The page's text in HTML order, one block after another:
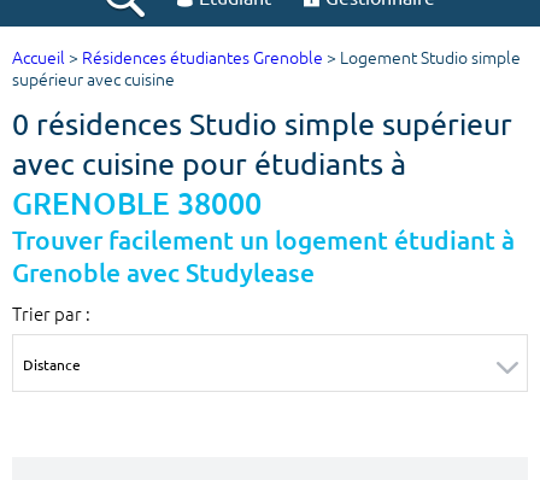
Votre recherche
Ville, école
Budget min
€
Budget max
m² m²
Accueil > Résidences étudiantes Grenoble > Logement Studio simple
supérieur avec cuisine
0 résidences Studio simple supérieur
avec cuisine pour étudiants à
GRENOBLE 38000
Trouver facilement un logement étudiant à
Grenoble avec Studylease
Trier par :